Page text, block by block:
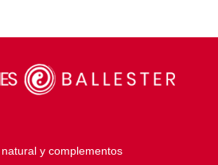
y complementos